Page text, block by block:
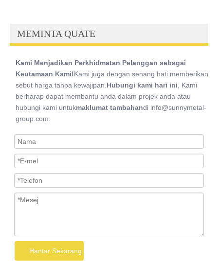
MEMINTA QUATE
Kami Menjadikan Perkhidmatan Pelanggan sebagai
Keutamaan Kami!Kami juga dengan senang hati memberikan
sebut harga tanpa kewajipan. Hubungi kami hari ini , Kami
berharap dapat membantu anda dalam projek anda atau
hubungi kami untukmaklumat tambahandi info@sunnymetal-
group.com.
Hantar Sekarang